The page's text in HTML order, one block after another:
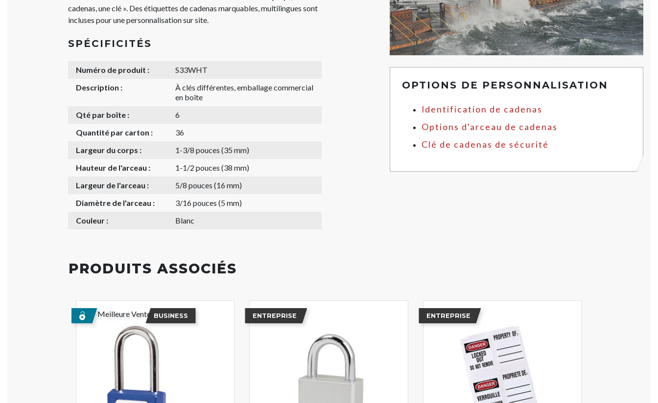
cadenas, une clé ». Des étiquettes de cadenas marquables, multilingues sont
incluses pour une personnalisation sur site.
SPÉCIFICITÉS
Numéro de produit :
S33WHT
Description :
À clés différentes, emballage commercial
en boîte
Qté par boîte :
6
Quantité par carton :
36
Largeur du corps :
1-3/8 pouces (35 mm)
Hauteur de l'arceau :
1-1/2 pouces (38 mm)
Largeur de l'arceau :
5/8 pouces (16 mm)
Diamètre de l'arceau :
3/16 pouces (5 mm)
Couleur :
Blanc
OPTIONS DE PERSONNALISATION
Identification de cadenas
Options d'arceau de cadenas
Clé de cadenas de sécurité
PRODUITS ASSOCIÉS
Meilleure Vente BUSINESS ENTREPRISE ENTREPRISE